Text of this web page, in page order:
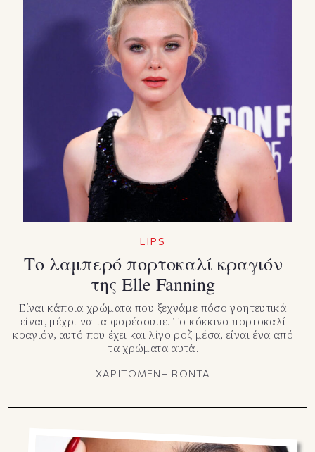
LIPS
Το λαμπερό πορτοκαλί κραγιόν
της Elle Fanning
Είναι κάποια χρώματα που ξεχνάμε πόσο γοητευτικά
είναι, μέχρι να τα φορέσουμε. Το κόκκινο πορτοκαλί
κραγιόν, αυτό που έχει και λίγο ροζ μέσα, είναι ένα από
τα χρώματα αυτά.
ΧΑΡΙΤΩΜΕΝΗ ΒΟΝΤΑ